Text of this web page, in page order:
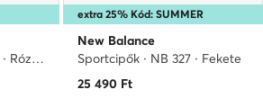
Sportcipők · NB 9060 · Rózsaszín
extra 25% Kód: SUMMER
New Balance
Sportcipők · NB 327 · Fekete
25 490 Ft